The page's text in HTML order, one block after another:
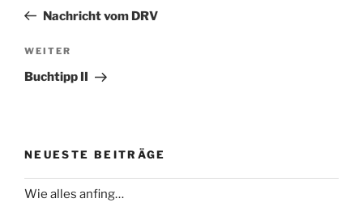
Beitrag
Nachricht vom DRV
Nächster
Beitrag
WEITER
Buchtipp II
NEUESTE BEITRÄGE
Wie alles anfing…